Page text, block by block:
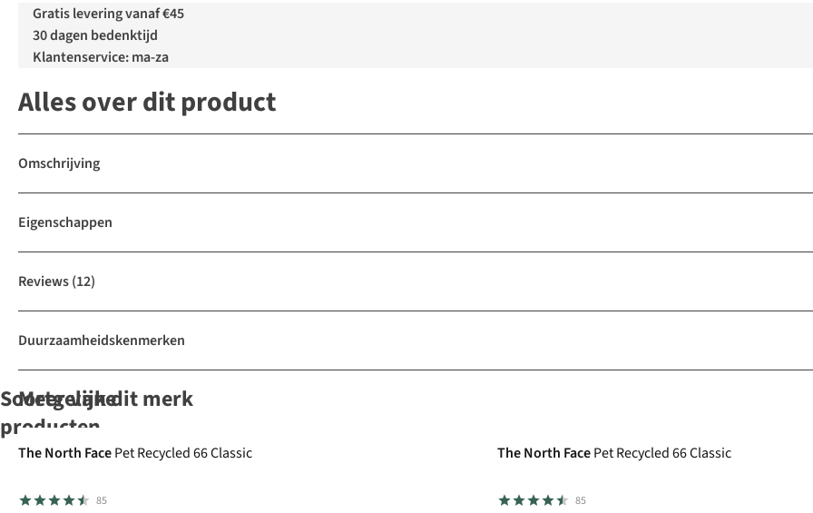
Gratis levering vanaf €45
30 dagen bedenktijd
Klantenservice: ma-za
Alles over dit product
Omschrijving
Eigenschappen
Reviews(12)
Duurzaamheidskenmerken
Soortgelijke
producten
Muts Knit
Knitted Hat
Meer van dit merk
The North FacePet Recycled 66 Classic
85
The North FacePet Recycled 66 Classic
85